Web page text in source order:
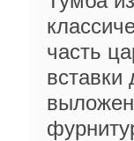
часть